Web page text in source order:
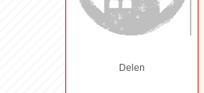
Delen